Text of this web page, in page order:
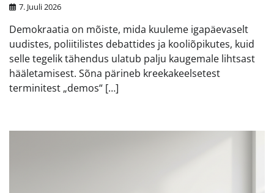
7. Juuli 2026
Demokraatia on mõiste, mida kuuleme igapäevaselt
uudistes, poliitilistes debattides ja kooliõpikutes, kuid
selle tegelik tähendus ulatub palju kaugemale lihtsast
hääletamisest. Sõna pärineb kreekakeelsetest
terminitest „demos“ […]